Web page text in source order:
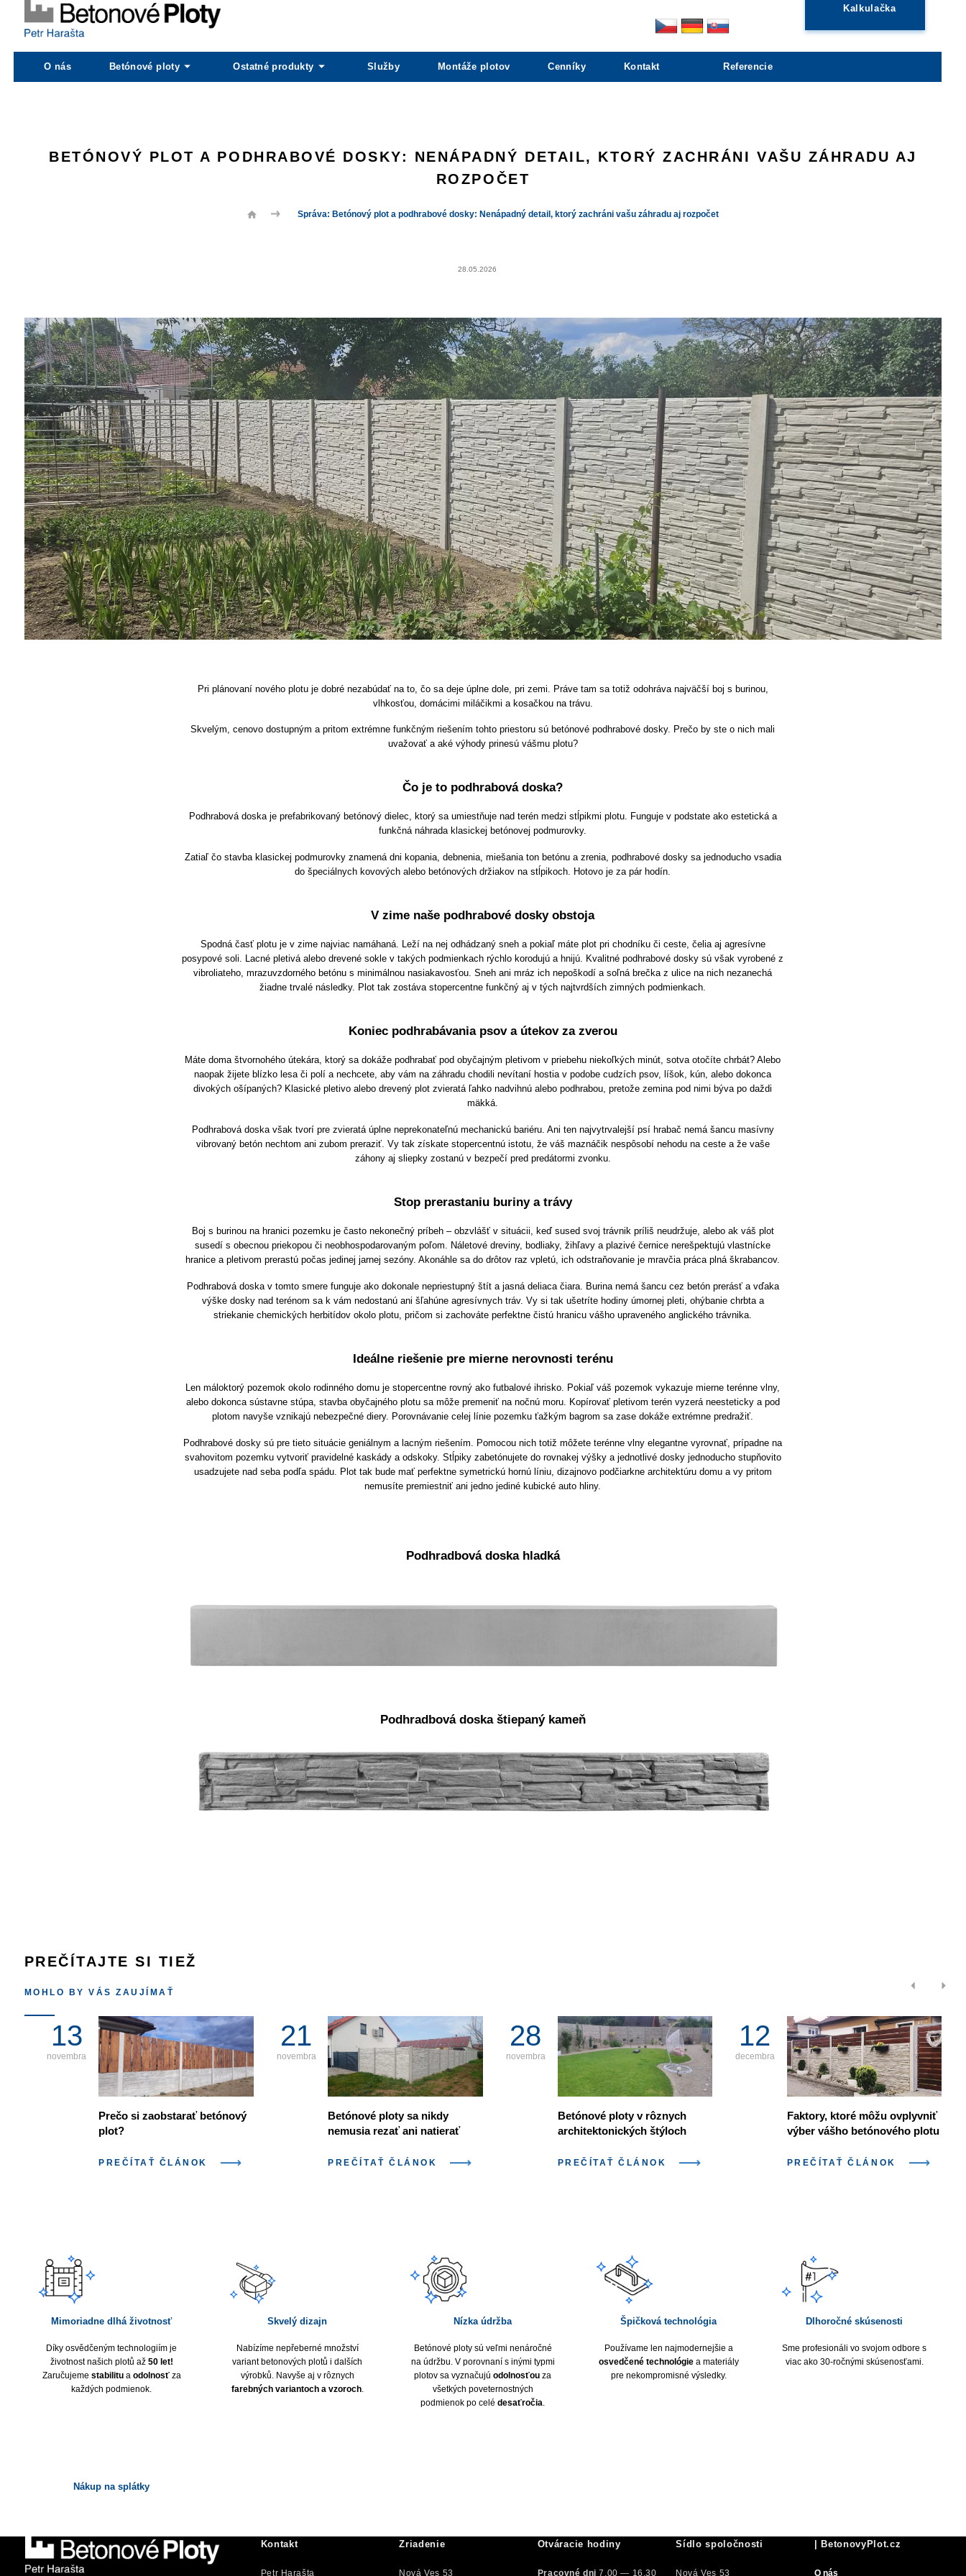
O nás Betónové ploty Ostatné produkty Služby Montáže plotov Cenníky Kontakt Referencie
Kalkulačka
BETÓNOVÝ PLOT A PODHRABOVÉ DOSKY: NENÁPADNÝ DETAIL, KTORÝ ZACHRÁNI VAŠU ZÁHRADU AJ
ROZPOČET
Správa: Betónový plot a podhrabové dosky: Nenápadný detail, ktorý zachráni vašu záhradu aj rozpočet
28.05.2026
Pri plánovaní nového plotu je dobré nezabúdať na to, čo sa deje úplne dole, pri zemi. Práve tam sa totiž odohráva najväčší boj s burinou,
vlhkosťou, domácimi miláčikmi a kosačkou na trávu.
Skvelým, cenovo dostupným a pritom extrémne funkčným riešením tohto priestoru sú betónové podhrabové dosky. Prečo by ste o nich mali
uvažovať a aké výhody prinesú vášmu plotu?
Čo je to podhrabová doska?
Podhrabová doska je prefabrikovaný betónový dielec, ktorý sa umiestňuje nad terén medzi stĺpikmi plotu. Funguje v podstate ako estetická a
funkčná náhrada klasickej betónovej podmurovky.
Zatiaľ čo stavba klasickej podmurovky znamená dni kopania, debnenia, miešania ton betónu a zrenia, podhrabové dosky sa jednoducho vsadia
do špeciálnych kovových alebo betónových držiakov na stĺpikoch. Hotovo je za pár hodín.
V zime naše podhrabové dosky obstoja
Spodná časť plotu je v zime najviac namáhaná. Leží na nej odhádzaný sneh a pokiaľ máte plot pri chodníku či ceste, čelia aj agresívne
posypové soli. Lacné pletivá alebo drevené sokle v takých podmienkach rýchlo korodujú a hnijú. Kvalitné podhrabové dosky sú však vyrobené z
vibroliateho, mrazuvzdorného betónu s minimálnou nasiakavosťou. Sneh ani mráz ich nepoškodí a soľná brečka z ulice na nich nezanechá
žiadne trvalé následky. Plot tak zostáva stopercentne funkčný aj v tých najtvrdších zimných podmienkach.
Koniec podhrabávania psov a útekov za zverou
Máte doma štvornohého útekára, ktorý sa dokáže podhrabať pod obyčajným pletivom v priebehu niekoľkých minút, sotva otočíte chrbát? Alebo
naopak žijete blízko lesa či polí a nechcete, aby vám na záhradu chodili nevítaní hostia v podobe cudzích psov, líšok, kún, alebo dokonca
divokých ošípaných? Klasické pletivo alebo drevený plot zvieratá ľahko nadvihnú alebo podhrabou, pretože zemina pod nimi býva po daždi
mäkká.
Podhrabová doska však tvorí pre zvieratá úplne neprekonateľnú mechanickú bariéru. Ani ten najvytrvalejší psí hrabač nemá šancu masívny
vibrovaný betón nechtom ani zubom preraziť. Vy tak získate stopercentnú istotu, že váš maznáčik nespôsobí nehodu na ceste a že vaše
záhony aj sliepky zostanú v bezpečí pred predátormi zvonku.
Stop prerastaniu buriny a trávy
Boj s burinou na hranici pozemku je často nekonečný príbeh – obzvlášť v situácii, keď sused svoj trávnik príliš neudržuje, alebo ak váš plot
susedí s obecnou priekopou či neobhospodarovaným poľom. Náletové dreviny, bodliaky, žihľavy a plazivé černice nerešpektujú vlastnícke
hranice a pletivom prerastú počas jedinej jarnej sezóny. Akonáhle sa do drôtov raz vpletú, ich odstraňovanie je mravčia práca plná škrabancov.
Podhrabová doska v tomto smere funguje ako dokonale nepriestupný štít a jasná deliaca čiara. Burina nemá šancu cez betón prerásť a vďaka
výške dosky nad terénom sa k vám nedostanú ani šľahúne agresívnych tráv. Vy si tak ušetríte hodiny úmornej pleti, ohýbanie chrbta a
striekanie chemických herbitídov okolo plotu, pričom si zachováte perfektne čistú hranicu vášho upraveného anglického trávnika.
Ideálne riešenie pre mierne nerovnosti terénu
Len máloktorý pozemok okolo rodinného domu je stopercentne rovný ako futbalové ihrisko. Pokiaľ váš pozemok vykazuje mierne terénne vlny,
alebo dokonca sústavne stúpa, stavba obyčajného plotu sa môže premeniť na nočnú moru. Kopírovať pletivom terén vyzerá neesteticky a pod
plotom navyše vznikajú nebezpečné diery. Porovnávanie celej línie pozemku ťažkým bagrom sa zase dokáže extrémne predražiť.
Podhrabové dosky sú pre tieto situácie geniálnym a lacným riešením. Pomocou nich totiž môžete terénne vlny elegantne vyrovnať, prípadne na
svahovitom pozemku vytvoriť pravidelné kaskády a odskoky. Stĺpiky zabetónujete do rovnakej výšky a jednotlivé dosky jednoducho stupňovito
usadzujete nad seba podľa spádu. Plot tak bude mať perfektne symetrickú hornú líniu, dizajnovo podčiarkne architektúru domu a vy pritom
nemusíte premiestniť ani jedno jediné kubické auto hliny.
Podhradbová doska hladká
Podhradbová doska štiepaný kameň
PREČÍTAJTE SI TIEŽ
MOHLO BY VÁS ZAUJÍMAŤ
13
novembra
Prečo si zaobstarať betónový
plot?
PREČÍTAŤ ČLÁNOK
21
novembra
Betónové ploty sa nikdy
nemusia rezať ani natierať
PREČÍTAŤ ČLÁNOK
28
novembra
Betónové ploty v rôznych
architektonických štýloch
PREČÍTAŤ ČLÁNOK
12
decembra
Faktory, ktoré môžu ovplyvniť
výber vášho betónového plotu
PREČÍTAŤ ČLÁNOK
Mimoriadne dlhá životnosť
Díky osvědčeným technologiím je
životnost našich plotů až 50 let!
Zaručujeme stabilitua odolnosťza
každých podmienok.
Skvelý dizajn
Nabízíme nepřeberné množství
variant betonových plotů i dalších
výrobků. Navyše aj v rôznych
farebných variantoch a vzoroch.
Nízka údržba
Betónové ploty sú veľmi nenáročné
na údržbu. V porovnaní s inými typmi
plotov sa vyznačujúodolnosťou za
všetkých poveternostných
podmienok po celédesaťročia
Špičková technológia
Používame len najmodernejšie a
osvedčené technológiea materiály
pre nekompromisné výsledky.
Dlhoročné skúsenosti
Sme profesionáli vo svojom odbore s
viac ako 30-ročnými skúsenosťami.
Nákup na splátky
Kontakt
Petr Harašta
Zriadenie
Nová Ves 53
Otváracie hodiny
Pracovné dni 7.00 — 16.30
Sídlo spoločnosti
Nová Ves 53
| BetonovyPlot.cz
O nás